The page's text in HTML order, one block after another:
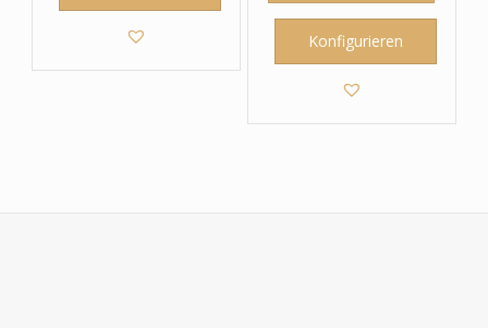
Konfigurieren